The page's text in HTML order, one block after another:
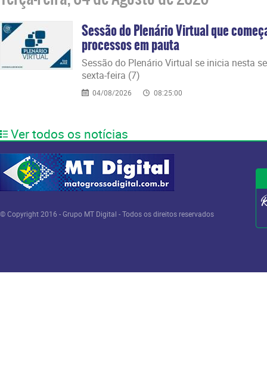
Sessão do Plenário Virtual que
processos em pauta
Sessão do Plenário Virtual se inicia nesta
sexta-feira (7)
04/08/2026 08:25:00
Ver todos os notícias
© Copyright 2016 - Grupo MT Digital - Todos os direitos reservados